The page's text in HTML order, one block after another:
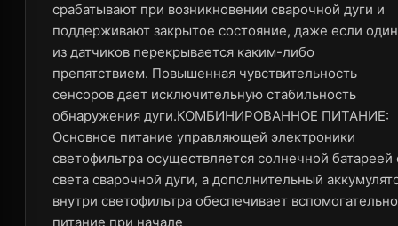
срабатывают при возникновении сварочной дуги и
поддерживают закрытое состояние, даже если один
из датчиков перекрывается каким-либо
препятствием. Повышенная чувствительность
сенсоров дает исключительную стабильность
обнаружения дуги.КОМБИНИРОВАННОЕ ПИТАНИЕ:
Основное питание управляющей электроники
светофильтра осуществляется солнечной батареей
света сварочной дуги, а дополнительный
внутри светофильтра обеспечивает
питание при начале